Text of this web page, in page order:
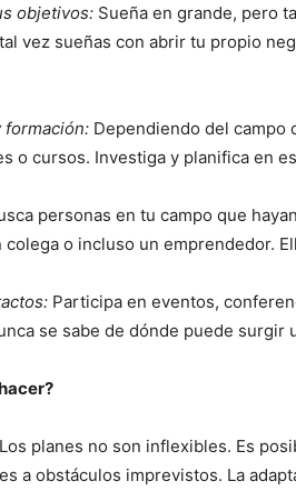
objetivos: Sueña en grande, pero
vez sueñas con abrir tu propio
formación: Dependiendo del campo
o cursos. Investiga y planifica en
personas en tu campo que
colega o incluso un emprendedor.
Participa en eventos,
se sabe de dónde puede surgir
Los planes no son inflexibles. Es
a obstáculos imprevistos. La